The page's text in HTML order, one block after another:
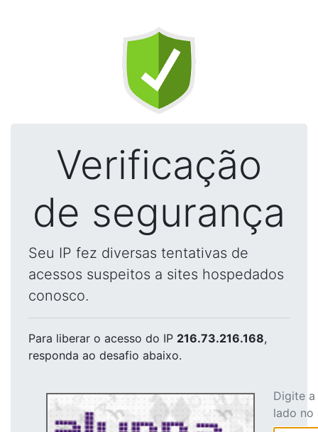
Verificação
de segurança
Seu IP fez diversas tentativas de
acessos suspeitos a sites hospedados
conosco.
Para liberar o acesso do IP 216.73.216.168,
responda ao desafio abaixo.
Digite
lado no